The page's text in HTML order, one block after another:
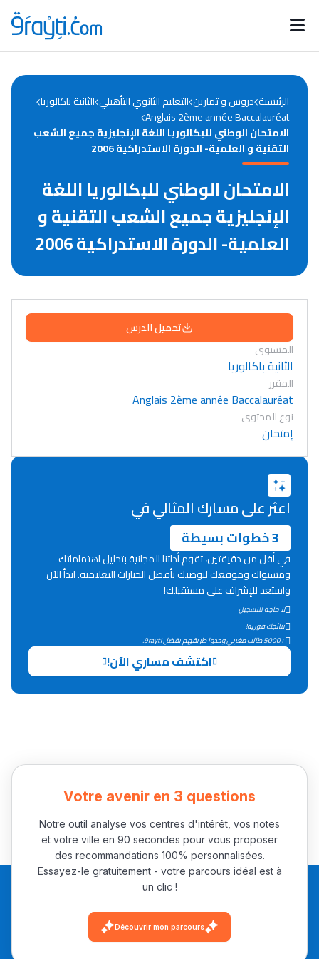
Catégories
d'actualités
Annonces bourses
Collège au Maroc
+ de 78 Sujets
+ de 89 Interviews/Vidéos
الرئيسية دروس و تمارين التعليم الثانوي التأهيلي الثانية باكالوريا
Anglais 2ème année Baccalauréat
الامتحان الوطني للبكالوريا اللغة الإنجليزية جميع الشعب
التقنية و العلمية- الدورة الاستدراكية 2006
الامتحان الوطني للبكالوريا اللغة
الإنجليزية جميع الشعب التقنية و
العلمية- الدورة الاستدراكية 2006
تحميل الدرس
المستوى
الثانية باكالوريا
المقرر
Anglais 2ème année Baccalauréat
نوع المحتوى
إمتحان
اعثر على مسارك المثالي في
3 خطوات بسيطة
في أقل من دقيقتين، تقوم أداتنا المجانية بتحليل اهتماماتك
ومستواك وموقعك لتوصيك بأفضل الخيارات التعليمية. ابدأ الآن
واستعد للإشراف على مستقبلك!
لا حاجة للتسجيل
نتائجك فورية!
+5000 طالب مغربي وجدوا طريقهم بفضل 9rayti.
اكتشف مساري الآن!
Votre avenir en 3 questions
Notre outil analyse vos centres d'intérêt, vos notes
et votre ville en 90 secondes pour vous proposer
des recommandations 100% personnalisées.
Essayez-le gratuitement - votre parcours idéal est à
un clic !
Découvrir mon parcours